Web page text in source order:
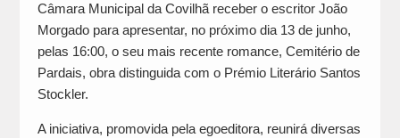
Câmara Municipal da Covilhã receber o escritor João
Morgado para apresentar, no próximo dia 13 de junho,
pelas 16:00, o seu mais recente romance, Cemitério de
Pardais, obra distinguida com o Prémio Literário Santos
Stockler.
A iniciativa, promovida pela egoeditora, reunirá diversas